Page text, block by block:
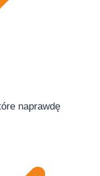
naprawdę